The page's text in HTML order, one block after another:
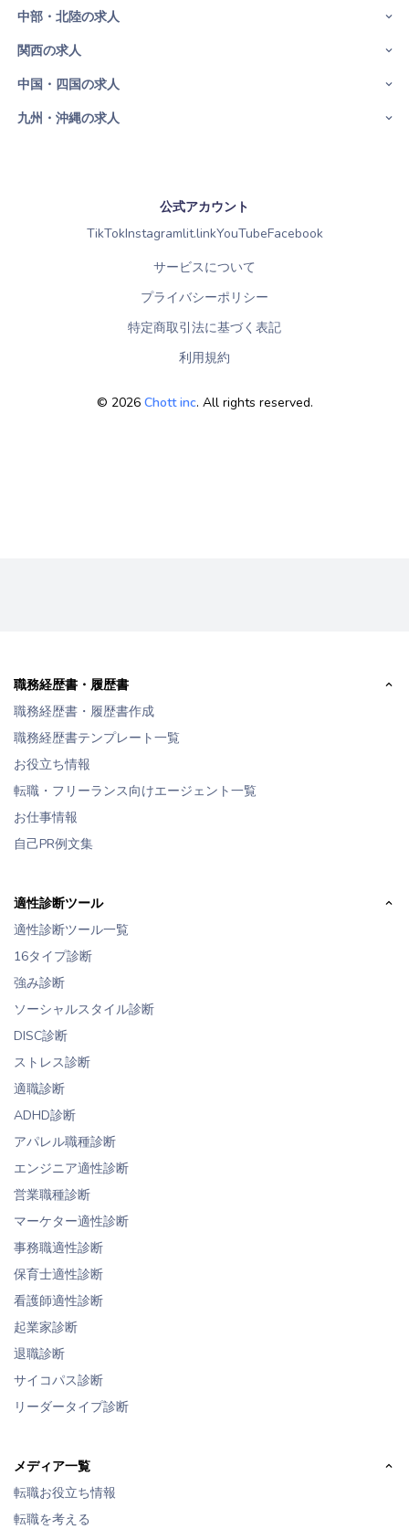
中部・北陸の求人
関西の求人
中国・四国の求人
九州・沖縄の求人
公式アカウント
TikTokInstagramlit.linkYouTubeFacebook
サービスについて
プライバシーポリシー
特定商取引法に基づく表記
利用規約
© 2026 Chott inc. All rights reserved.
職務経歴書・履歴書
職務経歴書・履歴書作成
職務経歴書テンプレート一覧
お役立ち情報
転職・フリーランス向けエージェント一覧
お仕事情報
自己PR例文集
適性診断ツール
適性診断ツール一覧
16タイプ診断
強み診断
ソーシャルスタイル診断
DISC診断
ストレス診断
適職診断
ADHD診断
アパレル職種診断
エンジニア適性診断
営業職種診断
マーケター適性診断
事務職適性診断
保育士適性診断
看護師適性診断
起業家診断
退職診断
サイコパス診断
リーダータイプ診断
メディア一覧
転職お役立ち情報
転職を考える